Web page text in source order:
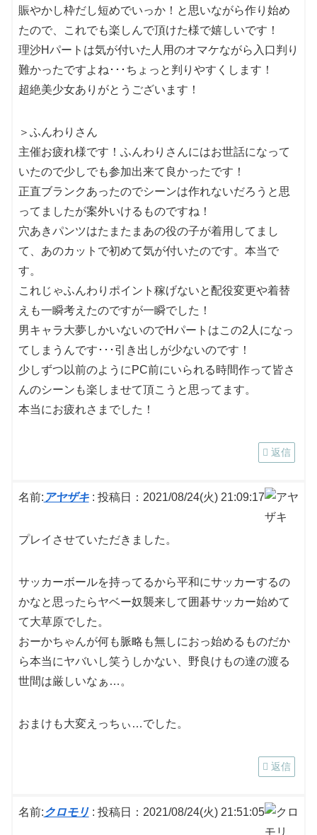
賑やかし枠だし短めでいっか！と思いながら作り始め
たので、これでも楽しんで頂けた様で嬉しいです！
理沙Hパートは気が付いた人用のオマケながら入口判り
難かったですよね･･･ちょっと判りやすくします！
超絶美少女ありがとうございます！
＞ふんわりさん
主催お疲れ様です！ふんわりさんにはお世話になって
いたので少しでも参加出来て良かったです！
正直ブランクあったのでシーンは作れないだろうと思
ってましたが案外いけるものですね！
穴あきパンツはたまたまあの役の子が着用してまし
て、あのカットで初めて気が付いたのです。本当で
す。
これじゃふんわりポイント稼げないと配役変更や着替
えも一瞬考えたのですが一瞬でした！
男キャラ大夢しかいないのでHパートはこの2人になっ
てしまうんです･･･引き出しが少ないのです！
少しずつ以前のようにPC前にいられる時間作って皆さ
んのシーンも楽しませて頂こうと思ってます。
本当にお疲れさまでした！
返信
名前: アヤザキ: 投稿日：2021/08/24(火) 21:09:17
プレイさせていただきました。
サッカーボールを持ってるから平和にサッカーするの
かなと思ったらヤベー奴襲来して囲碁サッカー始めて
て大草原でした。
おーかちゃんが何も脈略も無しにおっ始めるものだか
ら本当にヤバいし笑うしかない、野良けもの達の渡る
世間は厳しいなぁ…。
おまけも大変えっちぃ…でした。
返信
名前: クロモリ: 投稿日：2021/08/24(火) 21:51:05